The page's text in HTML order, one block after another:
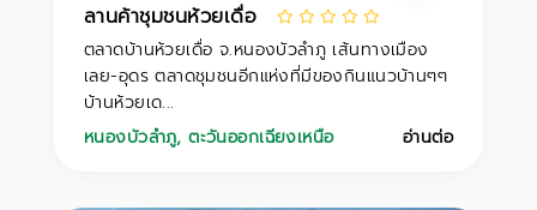
ลานค้าชุมชนห้วยเดื่อ
ตลาดบ้านห้วยเดื่อ จ.หนองบัวลำภู เส้นทางเมือง
เลย-อุดร ตลาดชุมชนอีกแห่งที่มีของกินแนวบ้านๆๆ
บ้านห้วยเด...
หนองบัวลำภู,ตะวันออกเฉียงเหนือ อ่านต่อ